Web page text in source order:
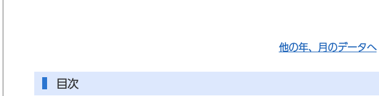
他の年、月のデータへ
目次